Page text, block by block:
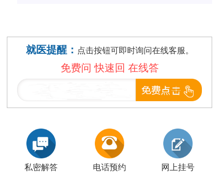
就医提醒： 点击按钮可即时询问在线客服。
免费问 快速回 在线答
私密解答 电话预约 网上挂号